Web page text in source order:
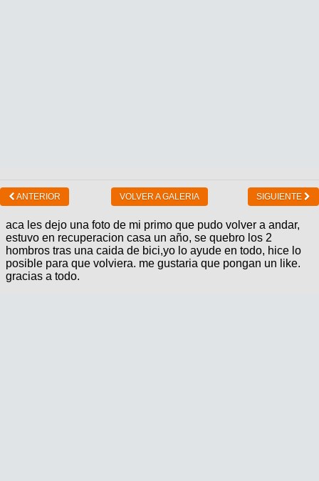
ANTERIOR VOLVER A GALERIA SIGUIENTE
aca les dejo una foto de mi primo que pudo volver a andar,
estuvo en recuperacion casa un año, se quebro los 2
hombros tras una caida de bici,yo lo ayude en todo, hice lo
posible para que volviera. me gustaria que pongan un like.
gracias a todo.